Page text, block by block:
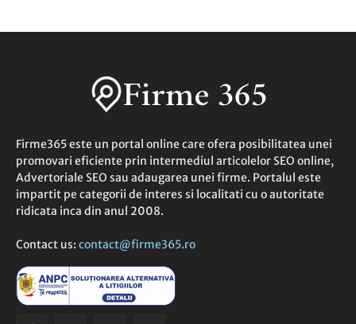
Firme365 este un portal online care ofera posibilitatea unei
promovari eficiente prin intermediul articolelor SEO online,
Advertoriale SEO sau adaugarea unei firme. Portalul este
impartit pe categorii de interes si localitati cu o autoritate
ridicata inca din anul 2008.
Contact us: contact@firme365.ro